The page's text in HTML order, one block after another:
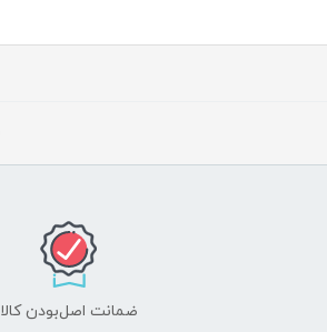
ضمانت اصل‌بودن کالا